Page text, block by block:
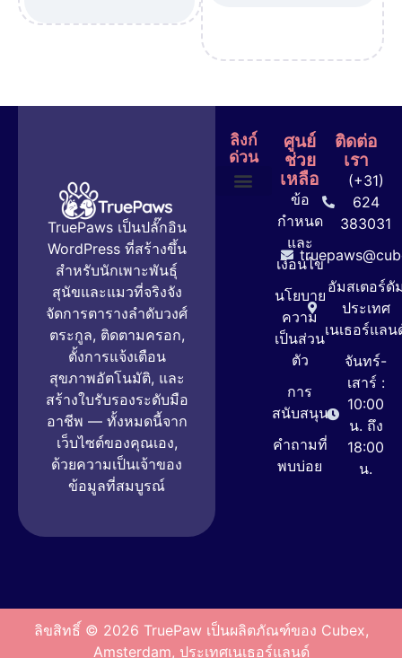
TruePaws เป็นปลั๊กอิน
WordPress ที่สร้างขึ้น
สำหรับนักเพาะพันธุ์
สุนัขและแมวที่จริงจัง
จัดการตารางลำดับวงศ์
ตระกูล, ติดตามครอก,
ตั้งการแจ้งเตือน
สุขภาพอัตโนมัติ, และ
สร้างใบรับรองระดับมือ
อาชีพ — ทั้งหมดนี้จาก
เว็บไซต์ของคุณเอง,
ด้วยความเป็นเจ้าของ
ข้อมูลที่สมบูรณ์
ลิงก์
ด่วน
ศูนย์
ช่วย
เหลือ
ข้อ
กำหนด
และ
เงื่อนไข
นโยบาย
ความ
เป็นส่วน
ตัว
การ
สนับสนุน
คำถามที่
พบบ่อย
ติดต่อ
เรา
(+31)
624
383031
อัมสเตอร์ดั
ประเทศ
เนเธอร์แลน
จันทร์-
เสาร์ :
10:00
น. ถึง
18:00
น.
ลิขสิทธิ์ © 2026 TruePaw เป็นผลิตภัณฑ์ของ Cubex,
Amsterdam, ประเทศเนเธอร์แลนด์